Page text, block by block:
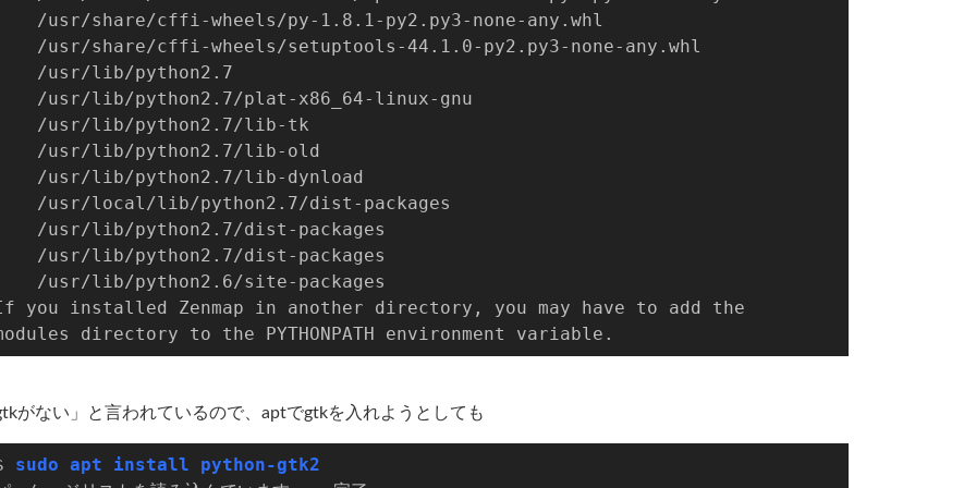
share/cffi-wheels/py-1.8.1-py2.py3-none-any.whl
share/cffi-wheels/setuptools-44.1.0-py2.py3-none-any.whl
lib/python2.7
lib/python2.7/plat-x86_64-linux-gnu
lib/python2.7/lib-tk
lib/python2.7/lib-old
lib/python2.7/lib-dynload
local/lib/python2.7/dist-packages
lib/python2.7/dist-packages
lib/python2.7/dist-packages
lib/python2.6/site-packages
you installed Zenmap in another directory, you may have to add the
directory to the PYTHONPATH environment variable.
がない」と言われているので、aptでgtkを入れようとしても
sudo apt install python-gtk2